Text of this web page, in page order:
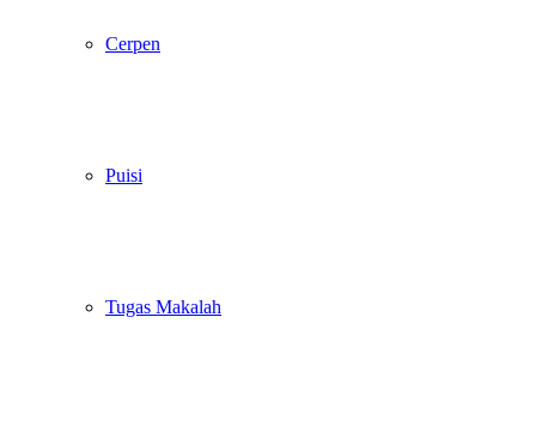
Cerpen
Puisi
Tugas Makalah